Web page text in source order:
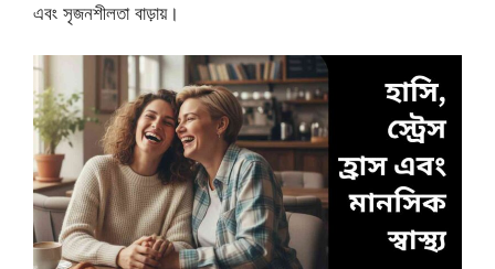
এবং সৃজনশীলতা বাড়ায়।